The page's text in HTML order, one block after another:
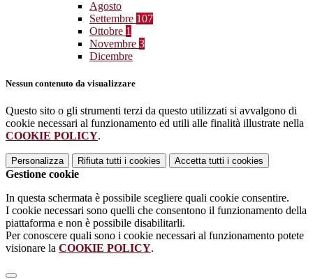
Agosto
Settembre 107
Ottobre 1
Novembre 3
Dicembre
Nessun contenuto da visualizzare
Questo sito o gli strumenti terzi da questo utilizzati si avvalgono di
cookie necessari al funzionamento ed utili alle finalità illustrate nella
COOKIE POLICY.
Personalizza Rifiuta tutti i cookies Accetta tutti i cookies
Gestione cookie
In questa schermata è possibile scegliere quali cookie consentire.
I cookie necessari sono quelli che consentono il funzionamento della
piattaforma e non è possibile disabilitarli.
Per conoscere quali sono i cookie necessari al funzionamento potete
visionare la COOKIE POLICY.